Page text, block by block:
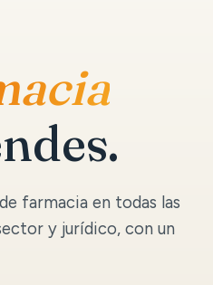
farmacia en todas las
y jurídico, con un